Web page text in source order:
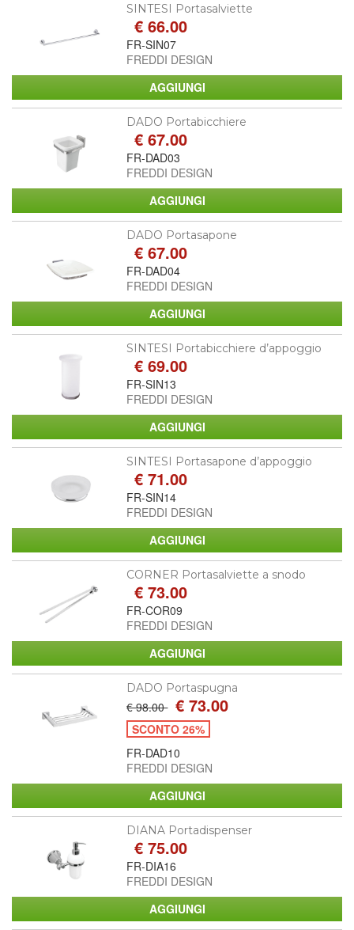
SINTESI Portasalviette
€ 66.00
FR-SIN07
FREDDI DESIGN
DADO Portabicchiere
€ 67.00
FR-DAD03
FREDDI DESIGN
DADO Portasapone
€ 67.00
FR-DAD04
FREDDI DESIGN
SINTESI Portabicchiere d’appoggio
€ 69.00
FR-SIN13
FREDDI DESIGN
SINTESI Portasapone d’appoggio
€ 71.00
FR-SIN14
FREDDI DESIGN
CORNER Portasalviette a snodo
€ 73.00
FR-COR09
FREDDI DESIGN
DADO Portaspugna
€ 98.00 € 73.00
SCONTO 26%
FR-DAD10
FREDDI DESIGN
DIANA Portadispenser
€ 75.00
FR-DIA16
FREDDI DESIGN